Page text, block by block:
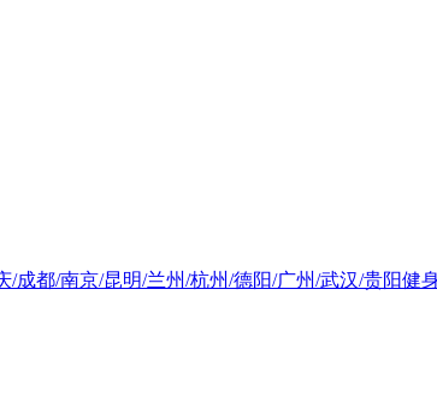
都/南京/昆明/兰州/杭州/德阳/广州/武汉/贵阳健